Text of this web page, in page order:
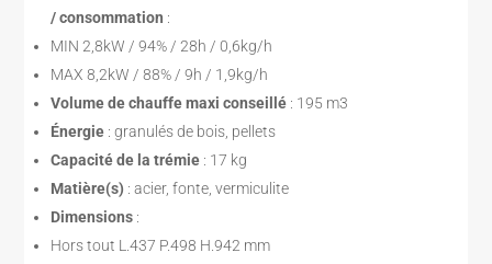
/ consommation :
MIN 2,8kW / 94% / 28h / 0,6kg/h
MAX 8,2kW / 88% / 9h / 1,9kg/h
Volume de chauffe maxi conseillé : 195 m3
Énergie : granulés de bois, pellets
Capacité de la trémie : 17 kg
Matière(s) : acier, fonte, vermiculite
Dimensions :
Hors tout L.437 P.498 H.942 mm